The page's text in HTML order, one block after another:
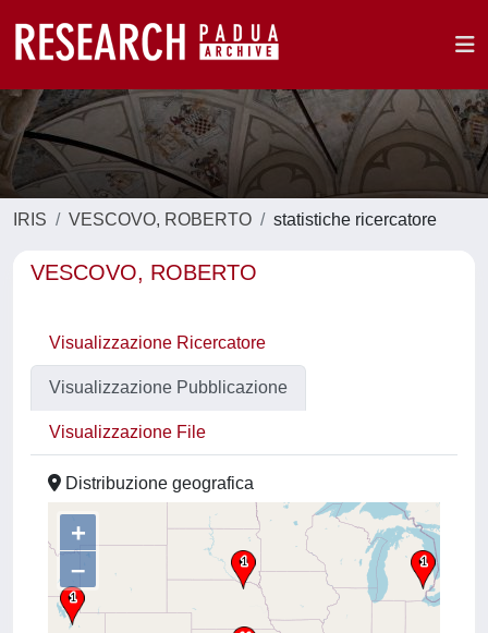
IRIS VESCOVO, ROBERTO statistiche ricercatore
VESCOVO, ROBERTO
Visualizzazione Ricercatore
Visualizzazione Pubblicazione
Visualizzazione File
Distribuzione geografica
+
–